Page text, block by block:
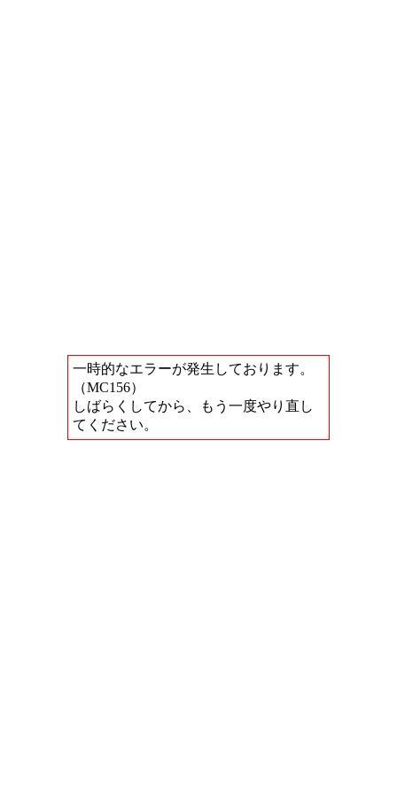
一時的なエラーが発生しております。
（MC156）
しばらくしてから、もう一度やり直し
てください。